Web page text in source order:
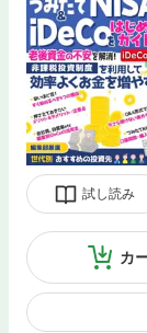
試し読み
カ